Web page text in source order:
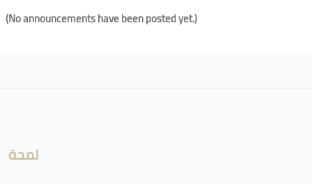
(No announcements have been posted yet.)
لمحة